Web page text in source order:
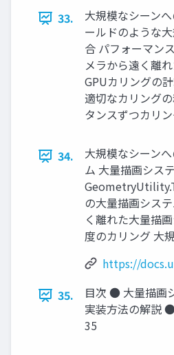
33.
大規模なシーン
ールドのような
合 パフォーマン
メラから遠く離
GPUカリングの
適切なカリング
タンスずつカリ
34.
大規模なシーン
ム 大量描画シス
の大量描画シス
く離れた大量描
度のカリング 大
https://
35.
目次 ● 大量描画
実装方法の解説
35